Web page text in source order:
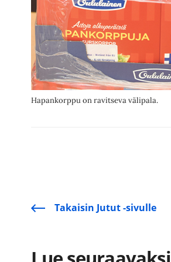
Hapankorppu on ravitseva välipala.
Takaisin Jutut -sivulle